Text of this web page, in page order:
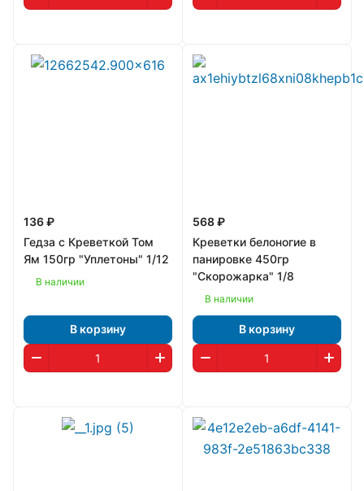
136 ₽
Гедза с Креветкой Том
Ям 150гр "Уплетоны" 1/12
В наличии
В корзину
568 ₽
Креветки белоногие в
панировке 450гр
"Скорожарка" 1/8
В наличии
В корзину